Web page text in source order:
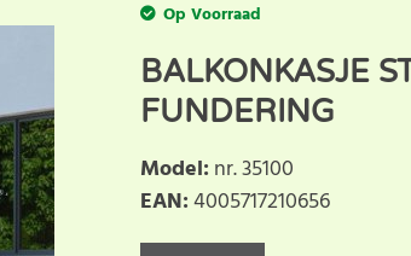
Op Voorraad
BALKONKASJE
FUNDERING
Model: nr. 35100
EAN:4005717210656